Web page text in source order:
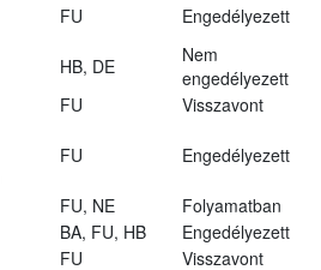
FU Engedélyezett
HB, DE
Nem
engedélyezett
FU
Visszavont
FU Engedélyezett
FU, NE
Folyamatban
BA, FU, HB
Engedélyezett
FU Visszavont